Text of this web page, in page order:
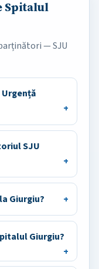
Spitalul
— SJU
SJU
Giurgiu?
Giurgiu?